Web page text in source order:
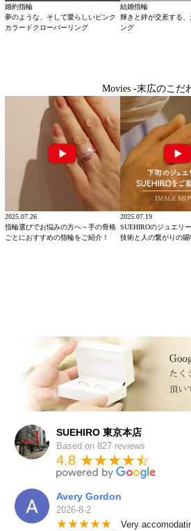
婚約指輪
夢のような、そして愛らしいピンク
カラードクローバーリング
結婚指輪
輝きと絆が交差する、
ング
Movies -末広のこだ
2025.07.26
指輪選びでお悩みの方へ～手の骨格
ごとにおすすめの指輪をご紹介！
2025.07.19
SUEHIROのジュエリ
技術と人の繋がりの賜
SUEHIRO 東京本店
Based on 827 reviews
4.8 ★★★★★
☆
Avery Gordon
2026-8-2
★★★★★ Very